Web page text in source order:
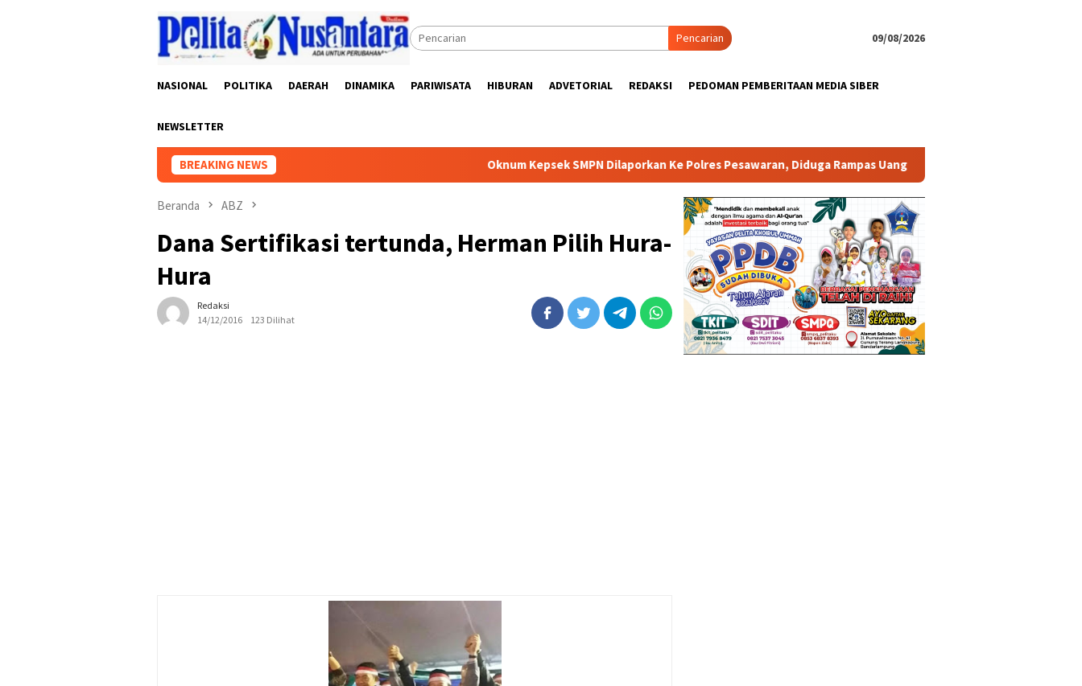
Pencarian 09/08/2026
NASIONAL POLITIKA DAERAH DINAMIKA PARIWISATA HIBURAN ADVETORIAL REDAKSI PEDOMAN PEMBERITAAN MEDIA SIBER
NEWSLETTER
BREAKING NEWS Oknum Kepsek SMPN Dilaporkan Ke Polres Pesawaran, Diduga Rampas Uang Rp150Juta
Beranda ABZ
Dana Sertifikasi tertunda, Herman Pilih Hura-
Hura
Redaksi
14/12/2016
123 Dilihat